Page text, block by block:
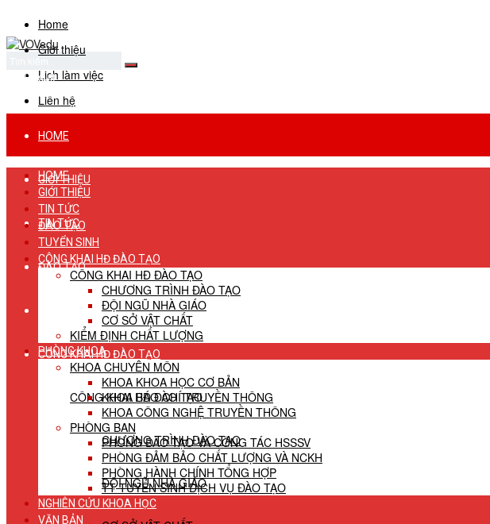
Home
Giới thiệu
Lịch làm việc
Liên hệ
No Result
View All Result
HOME
GIỚI THIỆU
TIN TỨC
ĐÀO TẠO
TUYỂN SINH
CÔNG KHAI HĐ ĐÀO TẠO
CÔNG KHAI HĐ ĐÀO TẠO
CHƯƠNG TRÌNH ĐÀO TẠO
ĐỘI NGŨ NHÀ GIÁO
HOME
GIỚI THIỆU
TIN TỨC
ĐÀO TẠO
TUYỂN SINH
CÔNG KHAI HĐ ĐÀO TẠO
CÔNG KHAI HĐ ĐÀO TẠO
CHƯƠNG TRÌNH ĐÀO TẠO
ĐỘI NGŨ NHÀ GIÁO
CƠ SỞ VẬT CHẤT
KIỂM ĐỊNH CHẤT LƯỢNG
PHÒNG KHOA
KHOA CHUYÊN MÔN
KHOA KHOA HỌC CƠ BẢN
KHOA BÁO CHÍ TRUYỀN THÔNG
KHOA CÔNG NGHỆ TRUYỀN THÔNG
PHÒNG BAN
PHÒNG ĐÀO TẠO VÀ CÔNG TÁC HSSSV
PHÒNG ĐẢM BẢO CHẤT LƯỢNG VÀ NCKH
PHÒNG HÀNH CHÍNH TỔNG HỢP
TT TUYỂN SINH DỊCH VỤ ĐÀO TẠO
NGHIÊN CỨU KHOA HỌC
VĂN BẢN